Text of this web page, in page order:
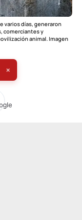
varios días, generaron
comerciantes y
animal. Imagen
×